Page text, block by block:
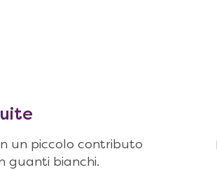
un piccolo contributo
guanti bianchi.